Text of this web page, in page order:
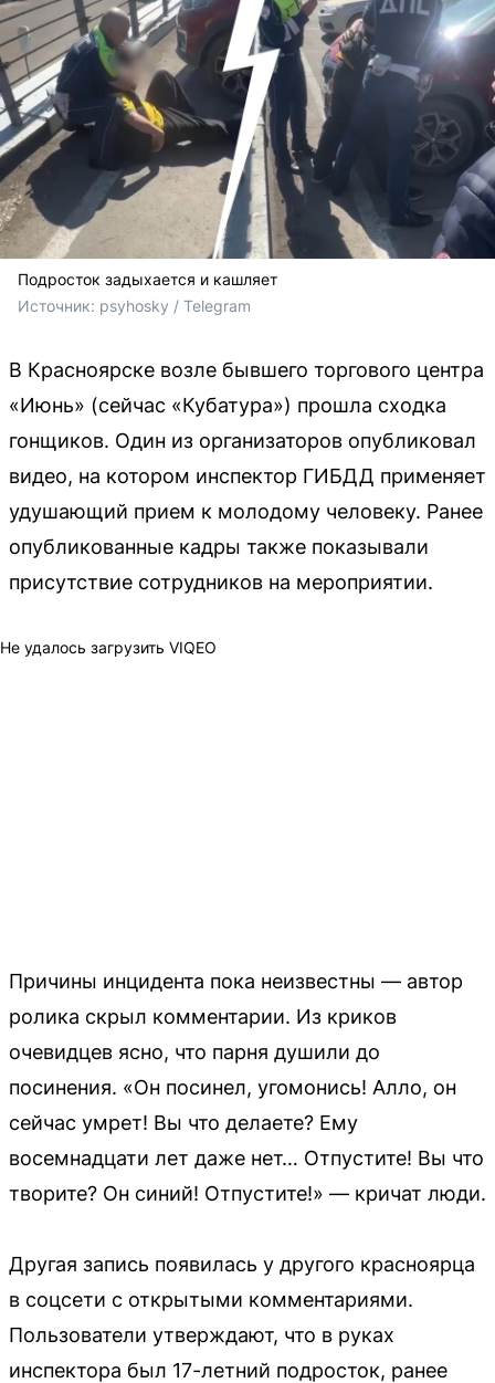
Подросток задыхается и кашляет
Источник: psyhosky / Telegram
В Красноярске возле бывшего торгового центра
«Июнь» (сейчас «Кубатура») прошла сходка
гонщиков. Один из организаторов опубликовал
видео, на котором инспектор ГИБДД применяет
удушающий прием к молодому человеку. Ранее
опубликованные кадры также показывали
присутствие сотрудников на мероприятии.
Не удалось загрузить VIQEO
Причины инцидента пока неизвестны — автор
ролика скрыл комментарии. Из криков
очевидцев ясно, что парня душили до
посинения. «Он посинел, угомонись! Алло, он
сейчас умрет! Вы что делаете? Ему
восемнадцати лет даже нет… Отпустите! Вы что
творите? Он синий! Отпустите!» — кричат люди.
Другая запись появилась у другого красноярца
в соцсети с открытыми комментариями.
Пользователи утверждают, что в руках
инспектора был 17-летний подросток, ранее